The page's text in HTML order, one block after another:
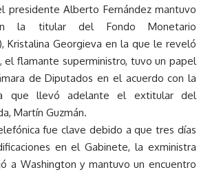
presidente Alberto Fernández mantuvo
la titular del Fondo Monetario
Kristalina Georgieva en la que le reveló
el flamante superministro, tuvo un papel
de Diputados en el acuerdo con la
que llevó adelante el extitular del
Martín Guzmán.
fue clave debido a que tres días
en el Gabinete, la exministra
a Washington y mantuvo un encuentro